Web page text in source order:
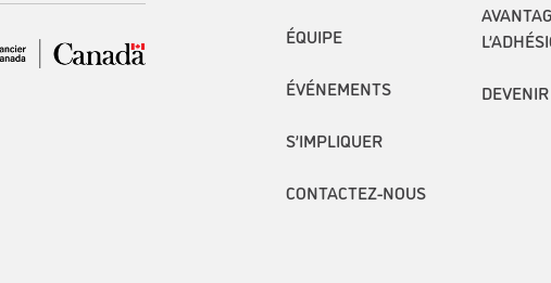
ÉQUIPE
ÉVÉNEMENTS
S’IMPLIQUER
CONTACTEZ-NOUS